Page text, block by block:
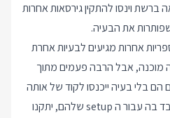
ברשת וינסו להתקין גירסאות אחרות
את הבעיה.
אחרות מגיעים לבעיות אחרת
מוכנה, אבל הרבה פעמים מתוך
בלי בעיה ייכנסו לקוד של אותה
ספריה, יחפשו מה בדיוק לא עובד בה עבור ה setup שלהם, יתקנו